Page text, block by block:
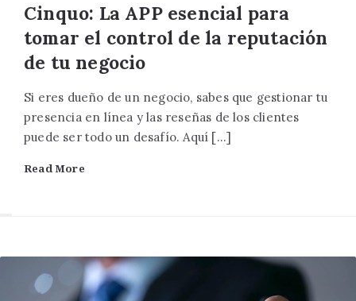
Cinquo: La APP esencial para
tomar el control de la reputación
de tu negocio
Si eres dueño de un negocio, sabes que gestionar tu
presencia en línea y las reseñas de los clientes
puede ser todo un desafío. Aquí […]
Read More